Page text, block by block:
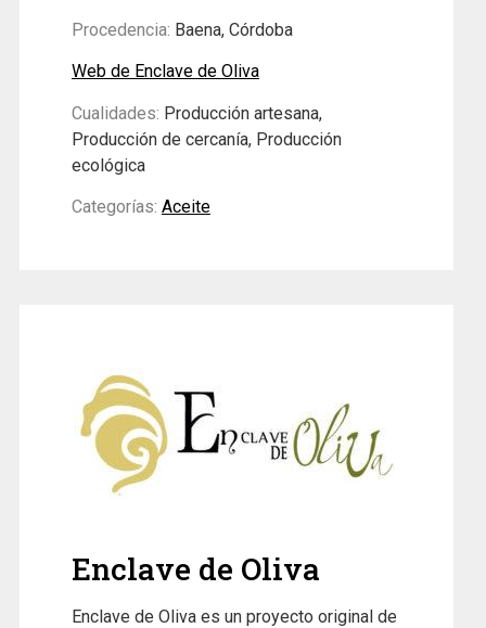
Procedencia: Baena, Córdoba
Web de Enclave de Oliva
Cualidades: Producción artesana,
Producción de cercanía, Producción
ecológica
Categorías: Aceite
Enclave de Oliva
Enclave de Oliva es un proyecto original de